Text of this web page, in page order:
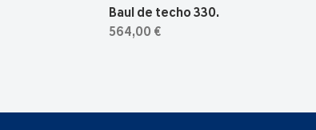
Baul de techo 330.
564,00 €